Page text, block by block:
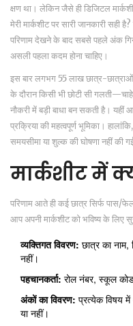
क्षण था। लेकिन जैसे ही डिजिटल
मेरी मार्कशीट पर सारी जानकारी सही
परिणाम देखने के बाद सबसे पहले अंक
असली पहला कदम होना चाहिए।
इस बार लगभग 55 लाख छात्र-छात्राओं
के दौरान किसी भी छोटी सी
नौकरी में बड़ी बाधा बन सकती है।
प्रक्रिया की महत्वपूर्ण भूमिका।
समयसीमा या शुल्क की घोषणा नहीं की
मार्कशीट में
परिणाम आते ही कई छात्र सिर्फ
आप अपनी मार्कशीट को भविष्य के लिए
व्यक्तिगत विवरण: छात्र का नाम,
नहीं।
पहचानकर्ता: रोल नंबर, स्कूल
अंकों का विवरण: प्रत्येक विषय
या नहीं।